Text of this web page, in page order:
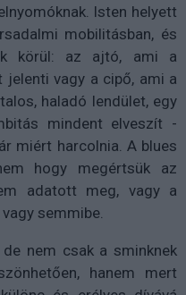
Isten helyett
mobilitásban, és
körül: az ajtó, ami a
vagy a cipő, ami a
haladó lendület, egy
mindent elveszít -
miért harcolnia. A blues
hogy megértsük az
adatott meg, vagy a
semmibe.
nem csak a sminknek
hanem mert